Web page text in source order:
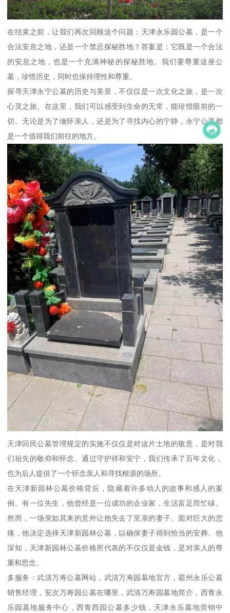
在结束之前，让我们再次回顾这个问题：天津永乐园公墓，是一个
合法安息之地，还是一个禁忌探秘胜地？答案是：它既是一个合法
的安息之地，也是一个充满神秘的探秘胜地。我们要尊重这座公
墓，珍惜历史，同时也保持理性和尊重。
探寻天津永宁公墓的历史与美景，不仅仅是一次文化之旅，是一次
心灵之旅。在这里，我们可以感受到生命的无常，能珍惜眼前的一
切。无论是为了缅怀亲人，还是为了寻找内心的宁静，永宁公墓都
是一个值得我们前往的地方。
天津回民公墓管理规定的实施不仅仅是对这片土地的敬意，是对我
们祖先的敬仰和怀念。通过守护祥和安宁，我们传承了百年文化，
也为后人提供了一个怀念亲人和寻找根源的场所。
在天津新园林公墓价格背后，隐藏着许多动人的故事和感人的案
例。有一位先生，他曾经是一位成功的企业家，生活富足而忙碌。
然而，一场突如其来的意外让他失去了至亲的妻子。面对巨大的悲
痛，他决定选择天津新园林公墓，以确保妻子得到恰当的安葬。他
深知，天津新园林公墓价格所代表的不仅仅是金钱，是对亲人的尊
重和思念。
多服务：武清万寿公墓网站，武清万寿园墓地官方，霸州永乐公墓
销售经理，安次万寿园公墓在哪里，武清万寿园墓地简介，西青永
乐园墓地服务中心，西青西园公墓多少钱，天津永乐墓地营销中